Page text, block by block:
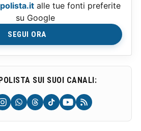
alle tue fonti preferite
su Google
SEGUI ORA
SUI SUOI CANALI: